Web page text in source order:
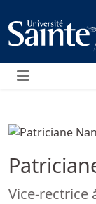
Menu
Position:
Vice-rectrice